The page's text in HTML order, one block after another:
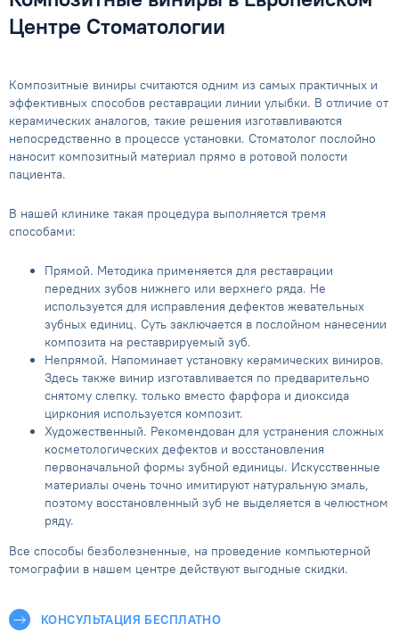
Центре Стоматологии
Композитные виниры считаются одним из самых практичных и
эффективных способов реставрации линии улыбки. В отличие от
керамических аналогов, такие решения изготавливаются
непосредственно в процессе установки. Стоматолог послойно
наносит композитный материал прямо в ротовой полости
пациента.
В нашей клинике такая процедура выполняется тремя
способами:
Прямой. Методика применяется для реставрации
передних зубов нижнего или верхнего ряда. Не
используется для исправления дефектов жевательных
зубных единиц. Суть заключается в послойном нанесении
композита на реставрируемый зуб.
Непрямой. Напоминает установку керамических виниров.
Здесь также винир изготавливается по предварительно
снятому слепку. только вместо фарфора и диоксида
циркония используется композит.
Художественный. Рекомендован для устранения сложных
косметологических дефектов и восстановления
первоначальной формы зубной единицы. Искусственные
материалы очень точно имитируют натуральную эмаль,
поэтому восстановленный зуб не выделяется в челюстном
ряду.
Все способы безболезненные, на проведение компьютерной
томографии в нашем центре действуют выгодные скидки.
КОНСУЛЬТАЦИЯ БЕСПЛАТНО